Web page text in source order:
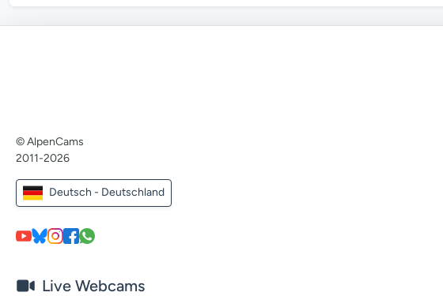
© AlpenCams
2011-2026
Deutsch - Deutschland
Live Webcams